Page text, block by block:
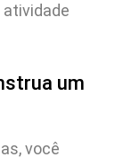
um
você